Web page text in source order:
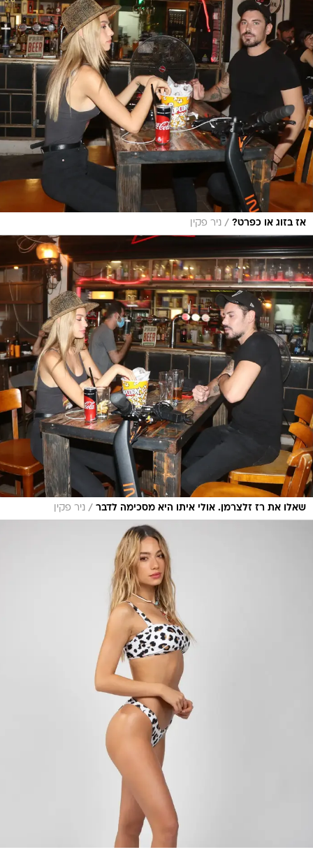
אז בזוג או כפרט? / ניר פקין
שאלו את רז זלצרמן. אולי איתו היא מסכימה לדבר / ניר פקין